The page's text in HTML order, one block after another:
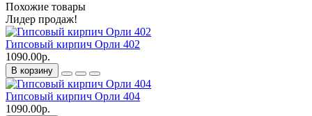
Похожие товары
Лидер продаж!
Гипсовый кирпич Орли 402
1090.00р.
В корзину
Гипсовый кирпич Орли 404
1090.00р.